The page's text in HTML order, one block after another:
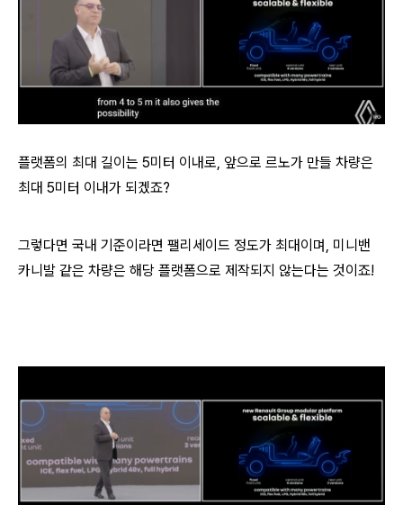
플랫폼의 최대 길이는 5미터 이내로, 앞으로 르노가 만들 차량은
최대 5미터 이내가 되겠죠?
그렇다면 국내 기준이라면 팰리세이드 정도가 최대이며, 미니밴
카니발 같은 차량은 해당 플랫폼으로 제작되지 않는다는 것이죠!